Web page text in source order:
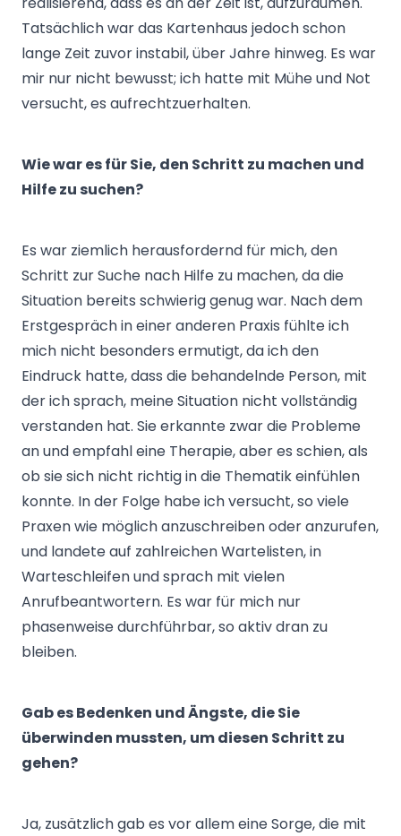
Tatsächlich war das Kartenhaus jedoch schon
lange Zeit zuvor instabil, über Jahre hinweg. Es war
mir nur nicht bewusst; ich hatte mit Mühe und Not
versucht, es aufrechtzuerhalten.
Wie war es für Sie, den Schritt zu machen und
Hilfe zu suchen?
Es war ziemlich herausfordernd für mich, den
Schritt zur Suche nach Hilfe zu machen, da die
Situation bereits schwierig genug war. Nach dem
Erstgespräch in einer anderen Praxis fühlte ich
mich nicht besonders ermutigt, da ich den
Eindruck hatte, dass die behandelnde Person, mit
der ich sprach, meine Situation nicht vollständig
verstanden hat. Sie erkannte zwar die Probleme
an und empfahl eine Therapie, aber es schien, als
ob sie sich nicht richtig in die Thematik einfühlen
konnte. In der Folge habe ich versucht, so viele
Praxen wie möglich anzuschreiben oder anzurufen,
und landete auf zahlreichen Wartelisten, in
Warteschleifen und sprach mit vielen
Anrufbeantwortern. Es war für mich nur
phasenweise durchführbar, so aktiv dran zu
bleiben.
Gab es Bedenken und Ängste, die Sie
überwinden mussten, um diesen Schritt zu
gehen?
Ja, zusätzlich gab es vor allem eine Sorge, die mit